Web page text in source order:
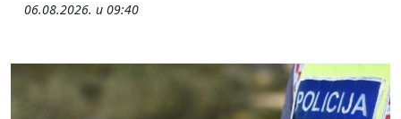
06.08.2026. u 09:40